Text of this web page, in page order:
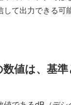
て出力できる可
値は、基